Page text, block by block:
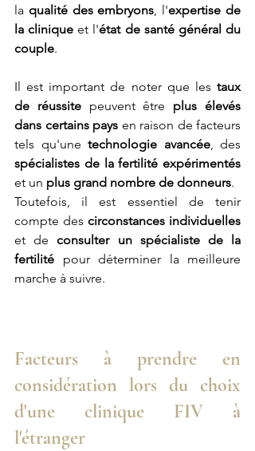
la qualité des embryons, l'expertise de
la clinique et l'état de santé général du
couple.
Il est important de noter que les taux
de réussite peuvent être plus élevés
dans certains pays en raison de facteurs
tels qu'une technologie avancée
spécialistes de la fertilité expérimentés
et un plus grand nombre de donneurs.
Toutefois, il est essentiel de tenir
compte des circonstances individuelles
et de consulter un spécialiste de la
fertilité pour déterminer la meilleure
marche à suivre.
Facteurs à prendre en
considération lors du choix
d'une clinique FIV à
l'étranger